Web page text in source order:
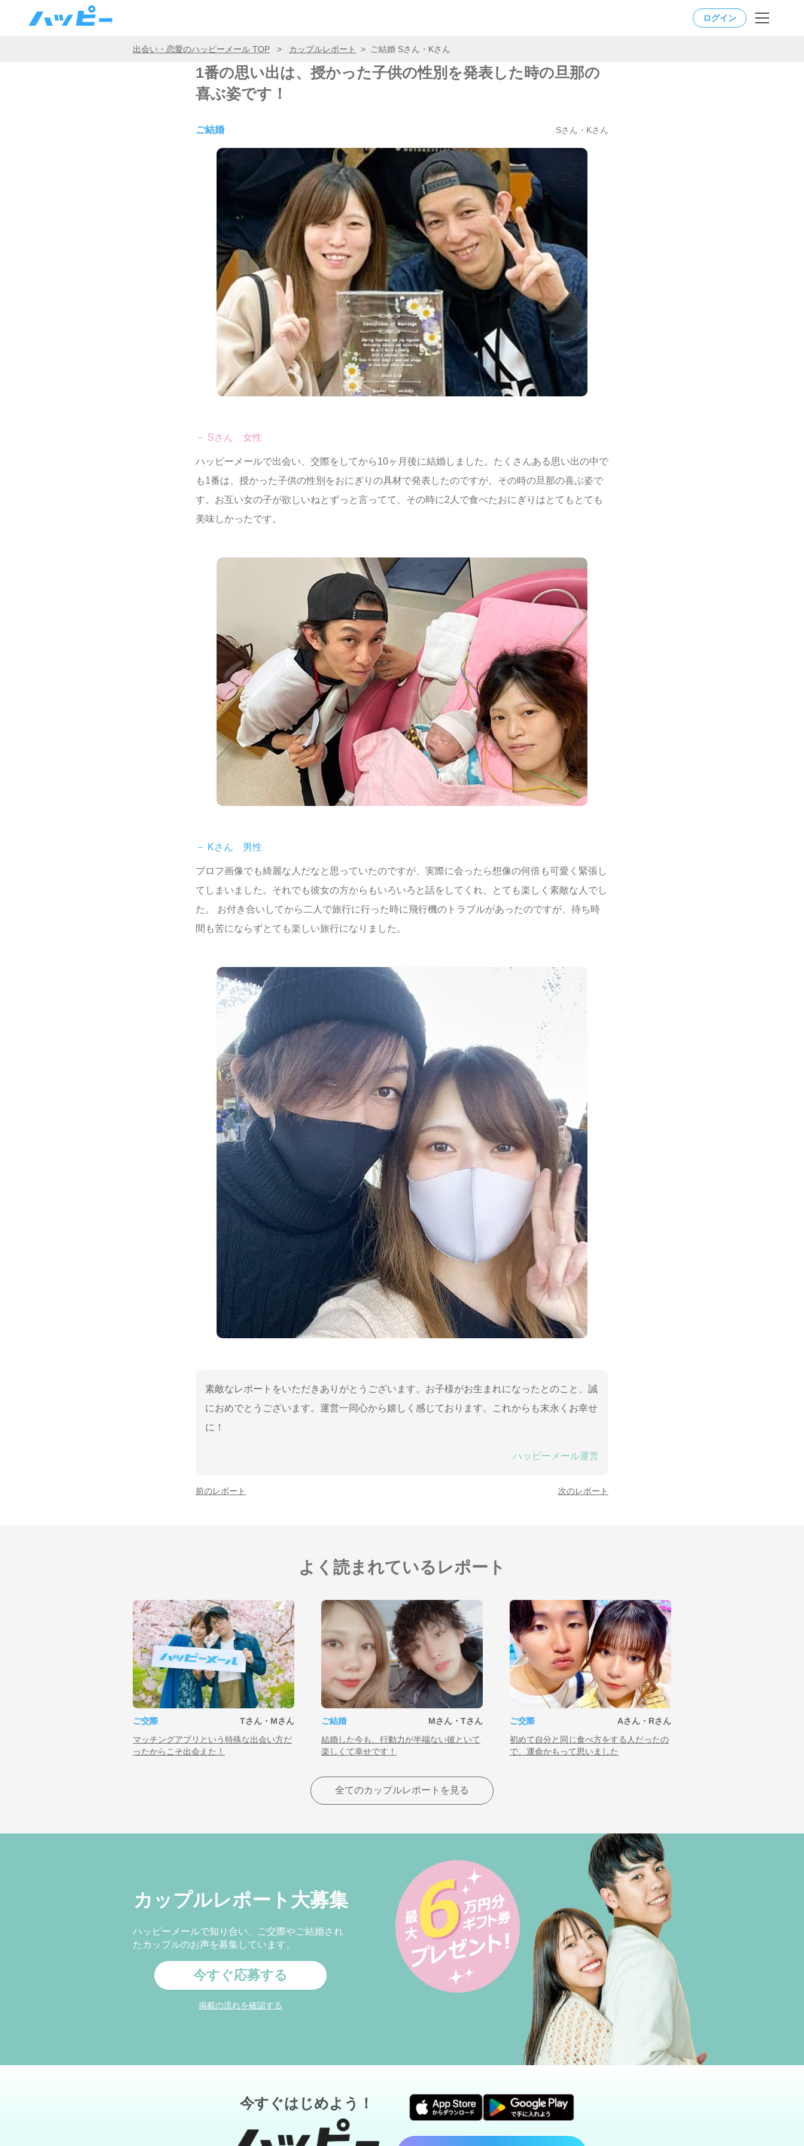
ログイン
出会い・恋愛のハッピーメール TOP > カップルレポート > ご結婚 Sさん・Kさん
1番の思い出は、授かった子供の性別を発表した時の旦那の
喜ぶ姿です！
ご結婚 Sさん・Kさん
－ Sさん 女性
ハッピーメールで出会い、交際をしてから10ヶ月後に結婚しました。たくさんある思い出の中で
も1番は、授かった子供の性別をおにぎりの具材で発表したのですが、その時の旦那の喜ぶ姿で
す。お互い女の子が欲しいねとずっと言ってて、その時に2人で食べたおにぎりはとてもとても
美味しかったです。
－ Kさん 男性
プロフ画像でも綺麗な人だなと思っていたのですが、実際に会ったら想像の何倍も可愛く緊張し
てしまいました。それでも彼女の方からもいろいろと話をしてくれ、とても楽しく素敵な人でし
た。 お付き合いしてから二人で旅行に行った時に飛行機のトラブルがあったのですが、待ち時
間も苦にならずとても楽しい旅行になりました。
素敵なレポートをいただきありがとうございます。お子様がお生まれになったとのこと、誠
におめでとうございます。運営一同心から嬉しく感じております。これからも末永くお幸せ
に！
ハッピーメール運営
前のレポート 次のレポート
よく読まれているレポート
ご交際
Tさん・Mさん
マッチングアプリという特殊な出会い方だ
ったからこそ出会えた！
ご結婚
Mさん・Tさん
結婚した今も、行動力が半端ない彼といて
楽しくて幸せです！
ご交際
Aさん・Rさん
初めて自分と同じ食べ方をする人だったの
で、運命かもって思いました
全てのカップルレポートを見る
カップルレポート大募集
ハッピーメールで知り合い、ご交際やご結婚され
たカップルのお声を募集しています。
今すぐ応募する
掲載の流れを確認する
今すぐはじめよう！